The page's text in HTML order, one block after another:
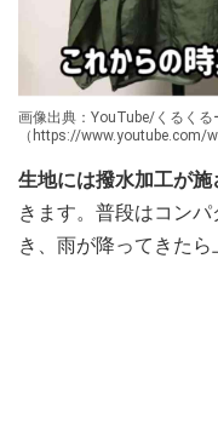
画像出典：YouTube/くるくる
（https://www.youtube.com/
生地には撥水加工が施
きます。普段はコン
き、雨が降ってきたら